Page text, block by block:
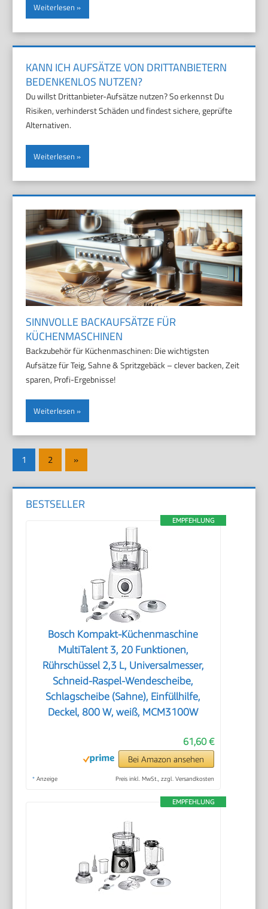
Weiterlesen
KANN ICH AUFSÄTZE VON DRITTANBIETERN
BEDENKENLOS NUTZEN?
Du willst Drittanbieter-Aufsätze nutzen? So erkennst Du
Risiken, verhinderst Schäden und findest sichere, geprüfte
Alternativen.
Weiterlesen
SINNVOLLE BACKAUFSÄTZE FÜR
KÜCHENMASCHINEN
Backzubehör für Küchenmaschinen: Die wichtigsten
Aufsätze für Teig, Sahne & Spritzgebäck – clever backen, Zeit
sparen, Profi-Ergebnisse!
Weiterlesen
Seitennummerierung
der
Beiträge
1 2
Nächste
Beiträge
»
BESTSELLER
EMPFEHLUNG
Bosch Kompakt-Küchenmaschine
MultiTalent 3, 20 Funktionen,
Rührschüssel 2,3 L, Universalmesser,
Schneid-Raspel-Wendescheibe,
Schlagscheibe (Sahne), Einfüllhilfe,
Deckel, 800 W, weiß, MCM3100W
61,60 €
Bei Amazon ansehen
* Anzeige Preis inkl. MwSt., zzgl. Versandkosten
EMPFEHLUNG